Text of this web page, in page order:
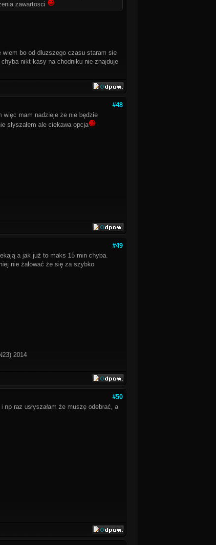
zawartosci
bo od dluzszego czasu staram sie
nikt kasy na chodniku nie znajduje
#48
więc mam nadzieje że nie będzie
słyszałem ale ciekawa opcja
#49
a jak już to maks 15 min chyba.
nie żałować że się za szybko
2014
#50
raz usłyszałam że muszę odebrać, a